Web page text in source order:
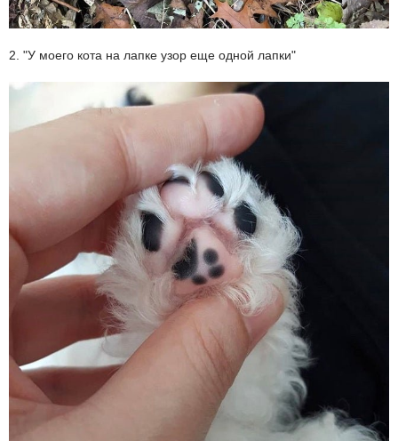
2. "У моего кота на лапке узор еще одной лапки"